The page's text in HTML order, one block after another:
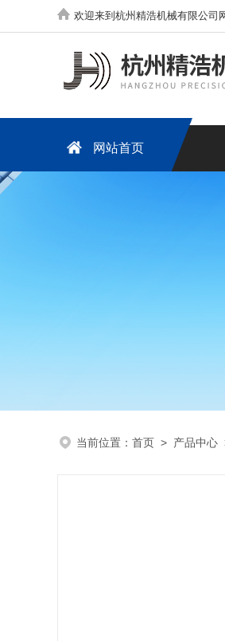
欢迎来到杭州精浩机械有限公司
网站首页
当前位置： 首页 > 产品中心